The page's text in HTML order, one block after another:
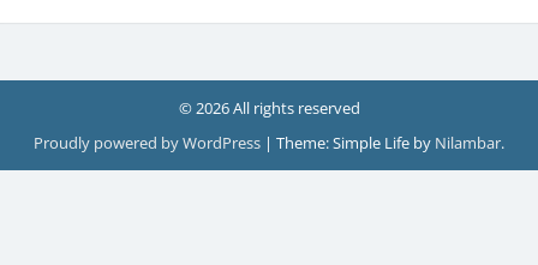
© 2026 All rights reserved
Proudly powered by WordPress | Theme: Simple Life by Nilambar.